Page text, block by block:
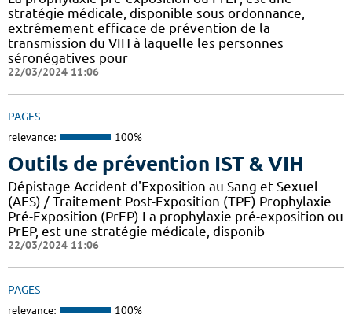
stratégie médicale, disponible sous ordonnance,
extrêmement efficace de prévention de la
transmission du VIH à laquelle les personnes
séronégatives pour
22/03/2024 11:06
PAGES
relevance: 100%
Outils de prévention IST & VIH
Dépistage Accident d'Exposition au Sang et Sexuel
(AES) / Traitement Post-Exposition (TPE) Prophylaxie
Pré-Exposition (PrEP) La prophylaxie pré-exposition ou
PrEP, est une stratégie médicale, disponib
22/03/2024 11:06
PAGES
relevance: 100%